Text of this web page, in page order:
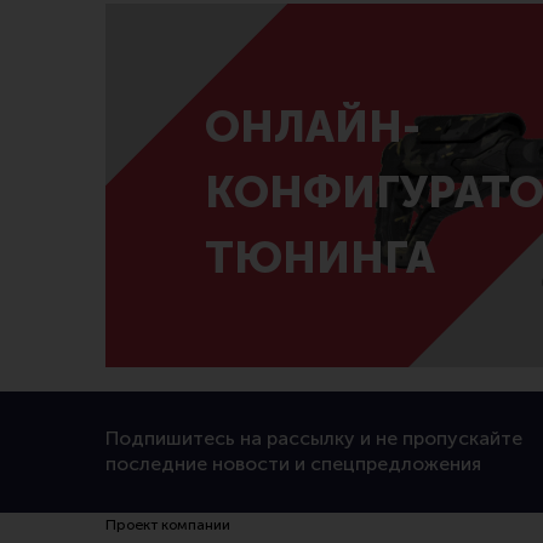
ОНЛАЙН-
ТЮНИНГА
Подпишитесь на рассылку и не пропускайте
последние новости и спецпредложения
Проект компании